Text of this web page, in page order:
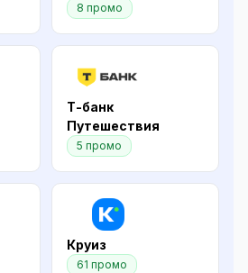
8 промо
Т-банк
Путешествия
5 промо
Круиз
61 промо